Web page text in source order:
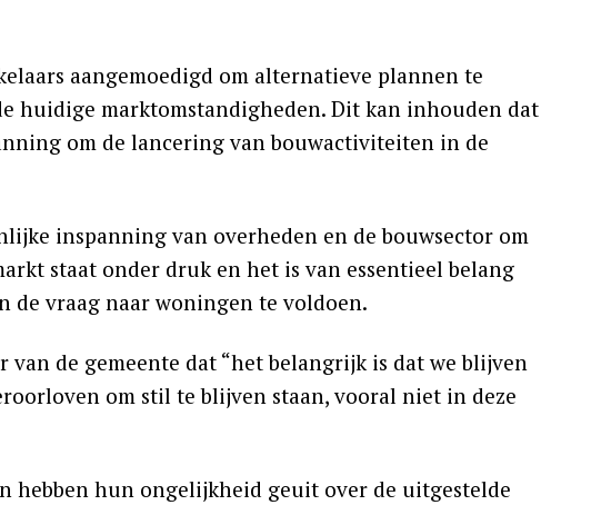
aangemoedigd om alternatieve plannen te
huidige marktomstandigheden. Dit kan inhouden dat
om de lancering van bouwactiviteiten in de
inspanning van overheden en de bouwsector om
staat onder druk en het is van essentieel belang
de vraag naar woningen te voldoen.
de gemeente dat “het belangrijk is dat we blijven
om stil te blijven staan, vooral niet in deze
hebben hun ongelijkheid geuit over de uitgestelde